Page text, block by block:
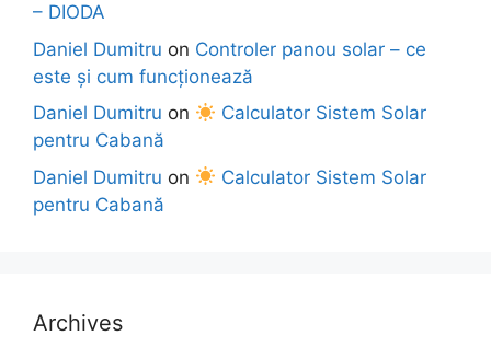
– DIODA
Daniel Dumitru on Controler panou solar – ce
este și cum funcționează
Daniel Dumitru on
Calculator Sistem Solar
pentru Cabană
Daniel Dumitru on
Calculator Sistem Solar
pentru Cabană
Archives